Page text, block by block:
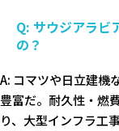
Q: サウジアラビ
の？
A: コマツや日立建機
豊富だ。耐久性・燃
り、大型インフラ工